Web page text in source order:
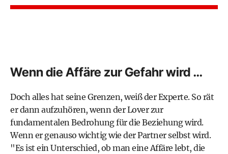
Wenn die Affäre zur Gefahr wird …
Doch alles hat seine Grenzen, weiß der Experte. So rät
er dann aufzuhören, wenn der Lover zur
fundamentalen Bedrohung für die Beziehung wird.
Wenn er genauso wichtig wie der Partner selbst wird.
"Es ist ein Unterschied, ob man eine Affäre lebt, die